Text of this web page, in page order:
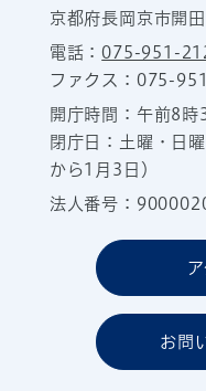
京都府長岡京市開
電話：075-951-
ファクス：075-
開庁時間：午前8
閉庁日：土曜・日
から1月3日）
法人番号：
お問